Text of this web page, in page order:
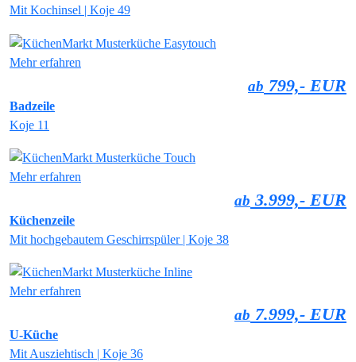
Mit Kochinsel | Koje 49
Mehr erfahren
ab 799,- EUR
Badzeile
Koje 11
Mehr erfahren
ab 3.999,- EUR
Küchenzeile
Mit hochgebautem Geschirrspüler | Koje 38
Mehr erfahren
ab 7.999,- EUR
U-Küche
Mit Ausziehtisch | Koje 36